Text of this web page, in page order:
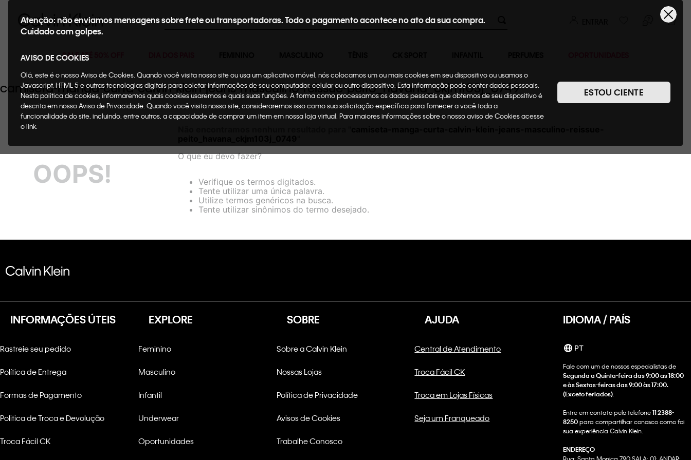
Buscar
SALE ATÉ 50% OFF
Atenção: não enviamos mensagens sobre frete ou transportadoras. Todo o pagamento acontece no ato da sua compra.
Cuidado com golpes.
AVISO DE COOKIES
Olá, este é o nosso Aviso de Cookies. Quando você visita nosso site ou usa um aplicativo móvel, nós colocamos um ou mais cookies em seu dispositivo ou usamos o
Javascript, HTML 5 e outras tecnologias digitais para coletar informações de seu computador, celular ou outro dispositivo. Esta informação pode conter dados pessoais.
Nesta política de cookies, informaremos quais cookies usaremos e quais suas funções. A forma como processamos os dados pessoais que obtemos de seu dispositivo é
descrita em nosso Aviso de Privacidade. Quando você visita nosso site, consideraremos isso como sua solicitação específica para fornecer a você toda a
funcionalidade do site, incluindo, entre outros, a capacidade de comprar um item em nossa loja virtual. Para maiores informações sobre o nosso aviso de Cookies acesse
o link.
ESTOU CIENTE
camiseta-manga-curta-calvin-klein-jeans-masculino-reissue-peito_havana_ckjm103j_0749
OOPS!
O que eu devo fazer?
Verifique os termos digitados.
Tente utilizar uma única palavra.
Utilize termos genéricos na busca.
Tente utilizar sinônimos do termo desejado.
INFORMAÇÕES ÚTEIS
Rastreie seu pedido
Política de Entrega
Formas de Pagamento
Politica de Troca e Devolução
Troca Fácil CK
EXPLORE
Feminino
Masculino
Infantil
Underwear
Oportunidades
SOBRE
Sobre a Calvin Klein
Nossas Lojas
Política de Privacidade
Avisos de Cookies
Trabalhe Conosco
AJUDA
Central de Atendimento
Troca Fácil CK
Troca em Lojas Físicas
Seja um Franqueado
IDIOMA / PAÍS
PT
Fale com um de nossos especialistas de
Segunda a Quinta-feira das 9:00 as 18:00
e às Sextas-feiras das 9:00 às 17:00.
(Exceto feriados)
Entre em contato pelo telefone11 2388-
8250para compartilhar conosco como foi
sua experiência Calvin Klein.
ENDEREÇO